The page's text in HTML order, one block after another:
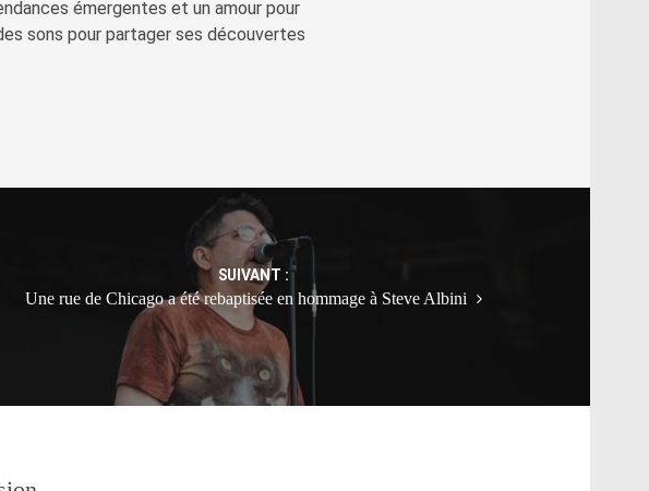
émergentes et un amour pour
sons pour partager ses découvertes
SUIVANT :
Une rue de Chicago a été rebaptisée en hommage à Steve Albini